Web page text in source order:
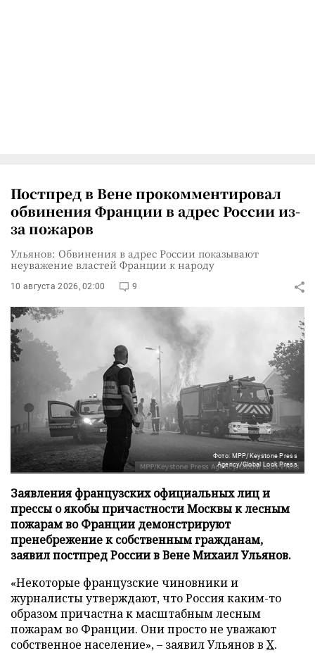
Постпред в Вене прокомментировал
обвинения Франции в адрес России из-
за пожаров
Ульянов: Обвинения в адрес России показывают
неуважение властей Франции к народу
10 августа 2026, 02:00 9
Фото: MPP/Keystone Press
Agency/Global Look Press
Заявления французских официальных лиц и
прессы о якобы причастности Москвы к лесным
пожарам во Франции демонстрируют
пренебрежение к собственным гражданам,
заявил постпред России в Вене Михаил Ульянов.
«Некоторые французские чиновники и
журналисты утверждают, что Россия каким-то
образом причастна к масштабным лесным
пожарам во Франции. Они просто не уважают
собственное население», – заявил Ульянов в X.